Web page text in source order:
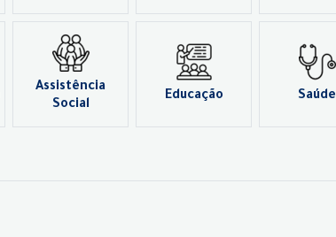
Assistência
Social
Educação Saúde